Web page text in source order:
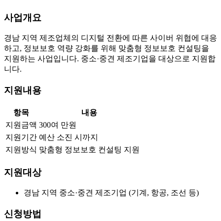
사업개요
경남 지역 제조업체의 디지털 전환에 따른 사이버 위협에 대응
하고, 정보보호 역량 강화를 위해 맞춤형 정보보호 컨설팅을
지원하는 사업입니다. 중소·중견 제조기업을 대상으로 지원합
니다.
지원내용
항목
내용
지원금액 300여 만원
지원기간 예산 소진 시까지
지원방식 맞춤형 정보보호 컨설팅 지원
지원대상
경남 지역 중소·중견 제조기업 (기계, 항공, 조선 등)
신청방법